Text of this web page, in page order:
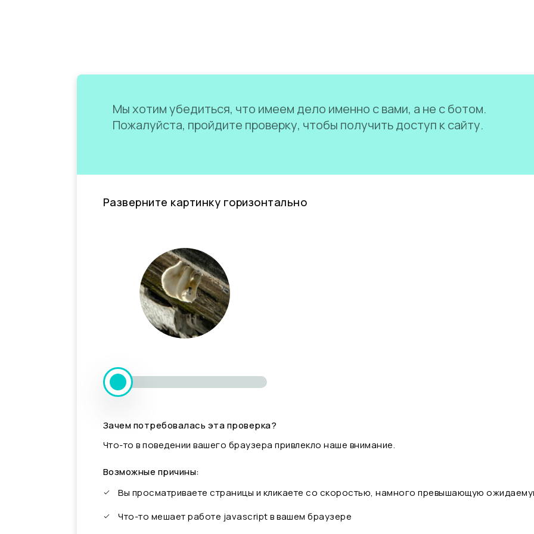
Мы хотим убедиться, что имеем дело именно с вами, а не с ботом.
Пожалуйста, пройдите проверку, чтобы получить доступ к сайту.
Разверните картинку горизонтально
Зачем потребовалась эта проверка?
Что-то в поведении вашего браузера привлекло наше внимание.
Возможные причины:
Вы просматриваете страницы и кликаете со скоростью, намного превышающую
Что-то мешает работе javascript в вашем браузере